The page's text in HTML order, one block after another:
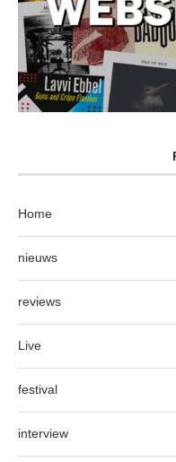
Home
nieuws
reviews
Live
festival
interview